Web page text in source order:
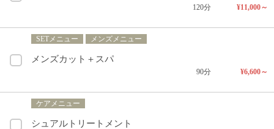
120分 ¥11,000～
SETメニュー メンズメニュー
メンズカット＋スパ
90分 ¥6,600～
ケアメニュー
シュアルトリートメント